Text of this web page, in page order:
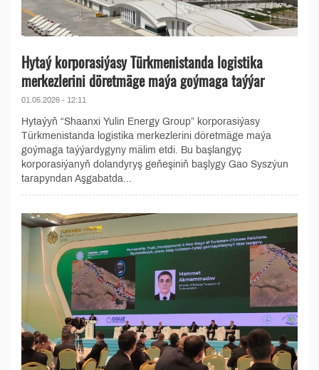
Hytaý korporasiýasy Türkmenistanda logistika
merkezlerini döretmäge maýa goýmaga taýýar
01.05.2026 - 12:11
Hytaýyň “Shaanxi Yulin Energy Group” korporasiýasy
Türkmenistanda logistika merkezlerini döretmäge maýa
goýmaga taýýardygyny mälim etdi. Bu başlangyç
korporasiýanyň dolandyryş geňeşiniň başlygy Gao Syszýun
tarapyndan Aşgabatda...